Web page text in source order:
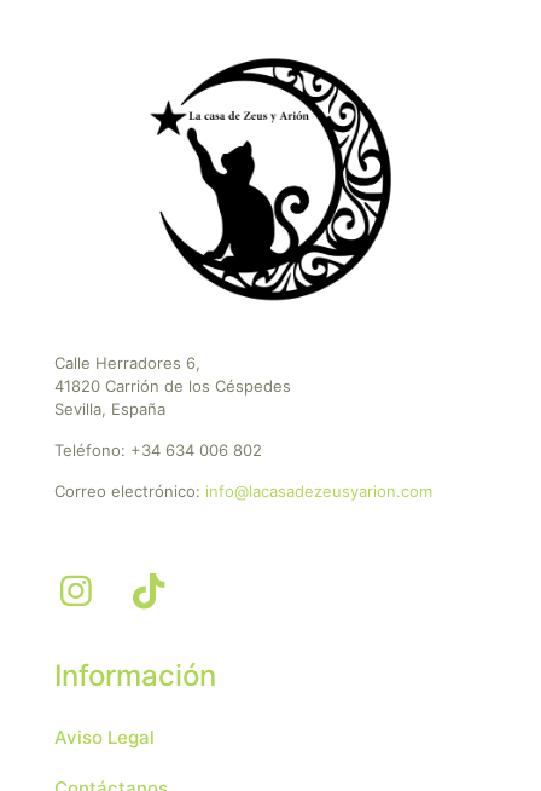
Calle Herradores 6,
41820 Carrión de los Céspedes
Sevilla, España
Teléfono: +34 634 006 802
Correo electrónico: info@lacasadezeusyarion.com
Información
Aviso Legal